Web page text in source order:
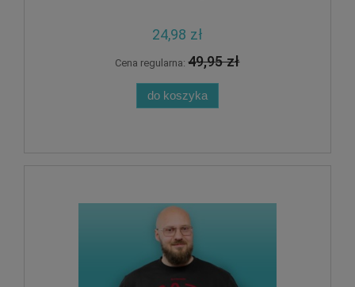
24,98 zł
Cena regularna:49,95 zł
do koszyka